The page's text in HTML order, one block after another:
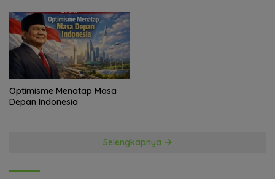
Optimisme Menatap Masa
Depan Indonesia
Selengkapnya